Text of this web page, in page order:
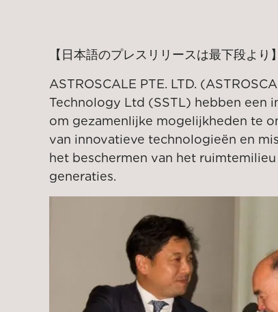
【日本語のプレスリリースは最下段より】
ASTROSCALE PTE. LTD.
Technology Ltd (SSTL) hebben een
om gezamenlijke mogelijkheden te
van innovatieve technologieën en
het beschermen van het
generaties.